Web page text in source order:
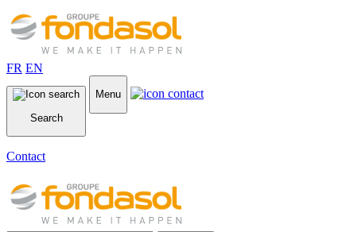
FR EN
Search
Menu
Contact